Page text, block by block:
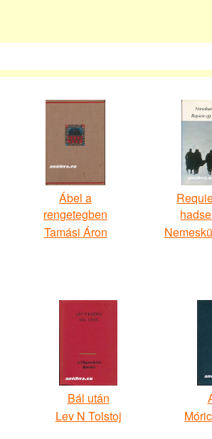
Ábel a
rengetegben
Tamási Áron
Bál után
Lev N Tolstoj